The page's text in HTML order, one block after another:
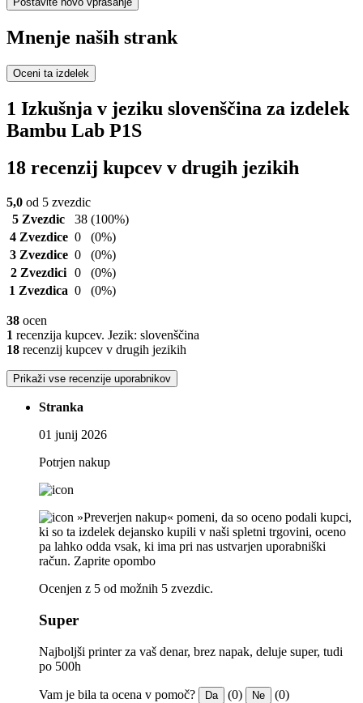
Mnenje naših strank
Oceni ta izdelek
1 Izkušnja v jeziku slovenščina za izdelek
Bambu Lab P1S
18 recenzij kupcev v drugih jezikih
5,0 od 5 zvezdic
5 Zvezdic
38 (100%)
4 Zvezdice 0
(0%)
3 Zvezdice 0
(0%)
2 Zvezdici 0
(0%)
1 Zvezdica 0 (0%)
38 ocen
1 recenzija kupcev. Jezik: slovenščina
18 recenzij kupcev v drugih jezikih
Prikaži vse recenzije uporabnikov
Stranka
01 junij 2026
Potrjen nakup
»Preverjen nakup« pomeni, da so oceno podali kupci,
ki so ta izdelek dejansko kupili v naši spletni trgovini, oceno
pa lahko odda vsak, ki ima pri nas ustvarjen uporabniški
račun. Zaprite opombo
Ocenjen z 5 od možnih 5 zvezdic.
Super
Najboljši printer za vaš denar, brez napak, deluje super, tudi
po 500h
Vam je bila ta ocena v pomoč? Da (0) Ne (0)